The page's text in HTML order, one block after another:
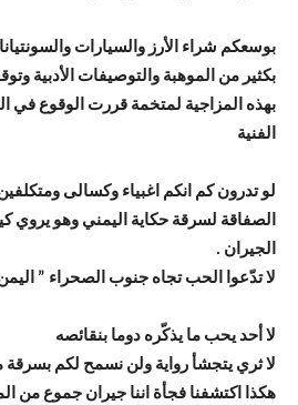
بوسعكم شراء الأرز والسيارات
بكثير من الموهبة والتوصيفات الأدبية
بهذه المزاجية لمتخمة قررت الوقوع في
الفنية
لو تدرون كم انكم اغبياء وكسالى
الصفاقة لسرقة حكاية اليمني وهو يروي
الجيران .
لا تدّعوا الحب تجاه جنوب الصحراء ”
لا أحد يحب ما يذكّره دوما بنقائصه
لا ثري يتجشأ رواية ولن نسمح لكم
هكذا اكتشفنا فجأة اننا جيران جموع من